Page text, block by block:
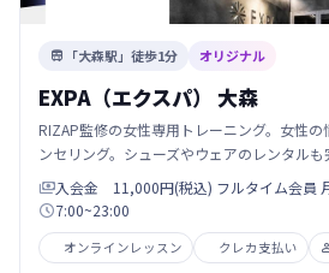
 「大森駅」徒歩1分 オリジナル
EXPA（エクスパ） 大森
RIZAP監修の女性専用トレーニング。女性
ンセリング。シューズやウェアのレンタルも
入会金 11,000円(税込) フルタイム会員
7:00~23:00
オンラインレッスン クレカ支払い